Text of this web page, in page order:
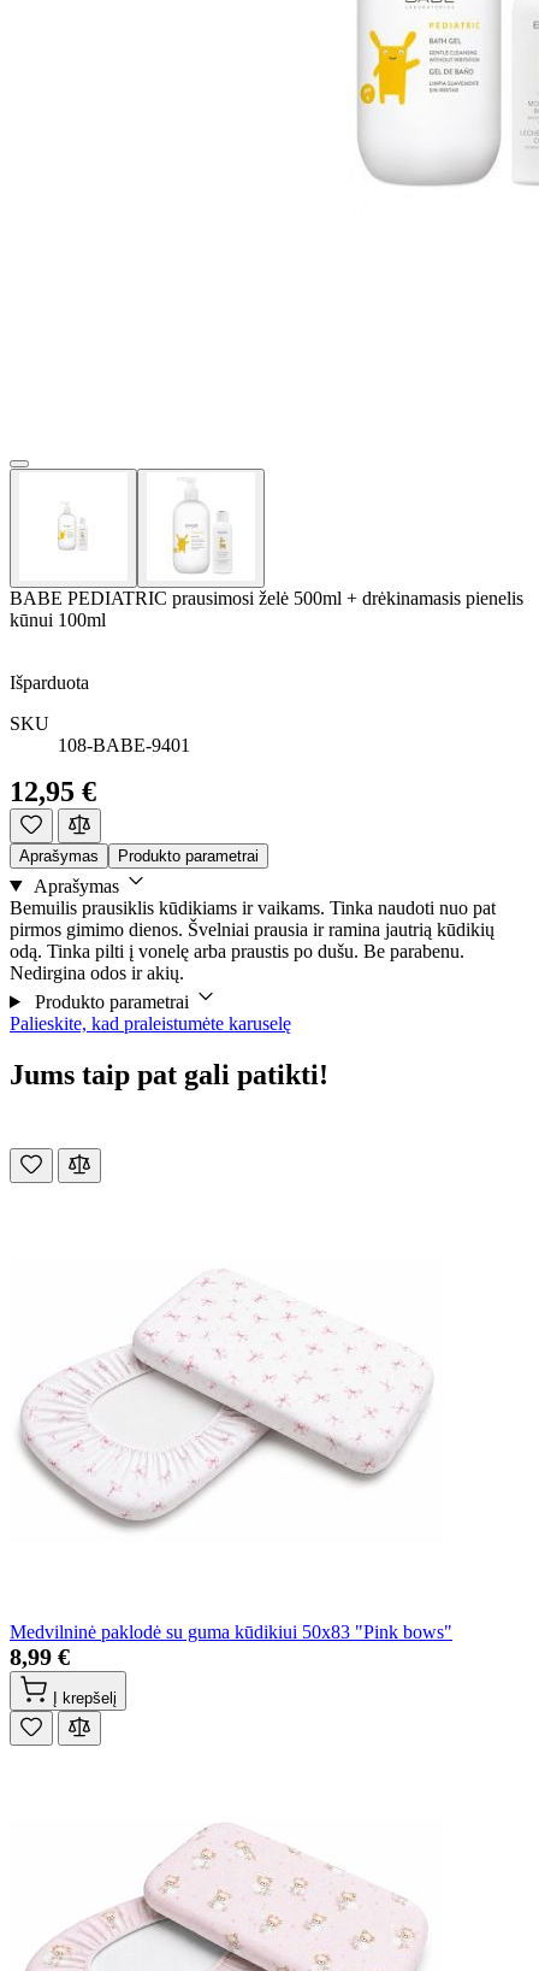
BABE PEDIATRIC prausimosi želė 500ml + drėkinamasis pienelis
kūnui 100ml
Išparduota
SKU
108-BABE-9401
12,95 €
Aprašymas Produkto parametrai
Aprašymas
Bemuilis prausiklis kūdikiams ir vaikams. Tinka naudoti nuo pat
pirmos gimimo dienos. Švelniai prausia ir ramina jautrią kūdikių
odą. Tinka pilti į vonelę arba praustis po dušu. Be parabenu.
Nedirgina odos ir akių.
Produkto parametrai
Palieskite, kad praleistumėte karuselę
Jums taip pat gali patikti!
Medvilninė paklodė su guma kūdikiui 50x83 "Pink bows"
8,99 €
Į krepšelį